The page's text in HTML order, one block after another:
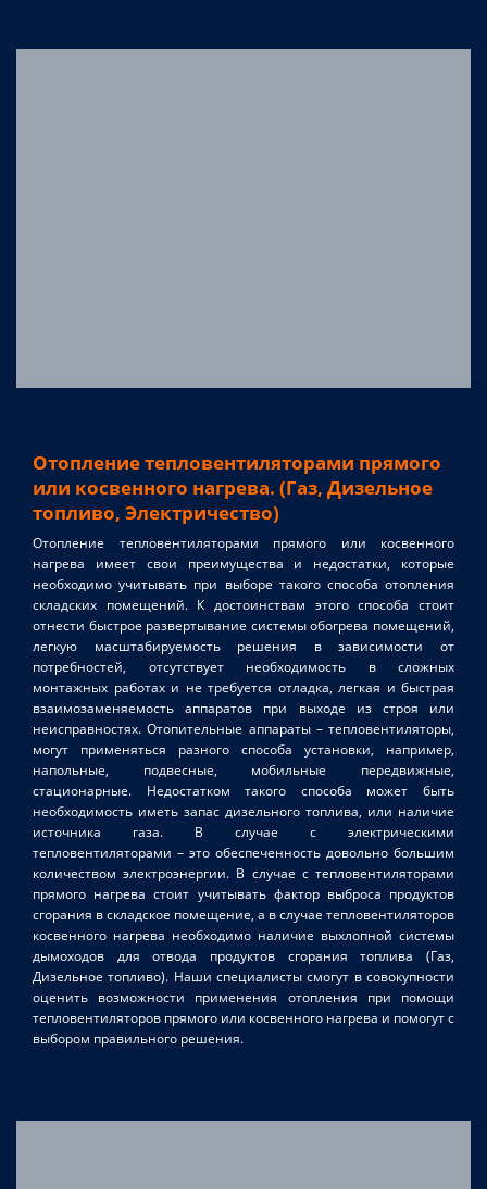
Отопление тепловентиляторами прямого
или косвенного нагрева. (Газ, Дизельное
топливо, Электричество)
Отопление тепловентиляторами прямого или косвенного
нагрева имеет свои преимущества и недостатки, которые
необходимо учитывать при выборе такого способа отопления
складских помещений. К достоинствам этого способа стоит
отнести быстрое развертывание системы обогрева помещений,
легкую масштабируемость решения в зависимости от
потребностей, отсутствует необходимость в сложных
монтажных работах и не требуется отладка, легкая и быстрая
взаимозаменяемость аппаратов при выходе из строя или
неисправностях. Отопительные аппараты – тепловентиляторы,
могут применяться разного способа установки, например,
напольные, подвесные, мобильные передвижные,
стационарные. Недостатком такого способа может быть
необходимость иметь запас дизельного топлива, или наличие
источника газа. В случае с электрическими
тепловентиляторами – это обеспеченность довольно большим
количеством электроэнергии. В случае с тепловентиляторами
прямого нагрева стоит учитывать фактор выброса продуктов
сгорания в складское помещение, а в случае тепловентиляторов
косвенного нагрева необходимо наличие выхлопной системы
дымоходов для отвода продуктов сгорания топлива (Газ,
Дизельное топливо). Наши специалисты смогут в совокупности
оценить возможности применения отопления при помощи
тепловентиляторов прямого или косвенного нагрева и помогут с
выбором правильного решения.